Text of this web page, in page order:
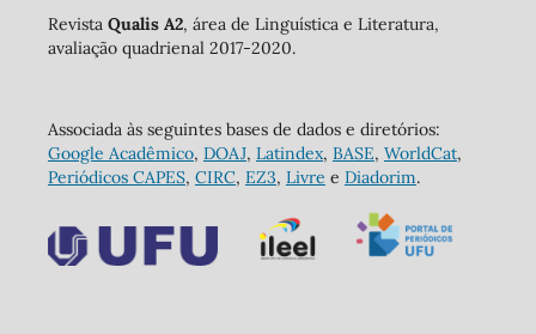
Revista Qualis A2, área de Linguística e Literatura,
avaliação quadrienal 2017-2020.
Associada às seguintes bases de dados e diretórios:
Google Acadêmico, DOAJ, Latindex, BASE, WorldCat,
Periódicos CAPES, CIRC, EZ3, Livre e Diadorim.